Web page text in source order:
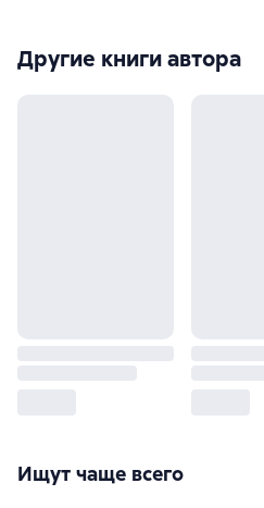
Другие книги автора
Ищут чаще всего